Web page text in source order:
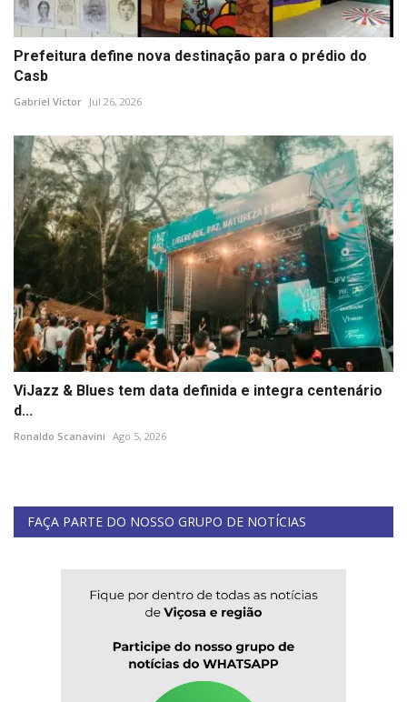
Prefeitura define nova destinação para o prédio do
Casb
Gabriel Victor Jul 26, 2026
ViJazz & Blues tem data definida e integra centenário
d...
Ronaldo Scanavini Ago 5, 2026
FAÇA PARTE DO NOSSO GRUPO DE NOTÍCIAS